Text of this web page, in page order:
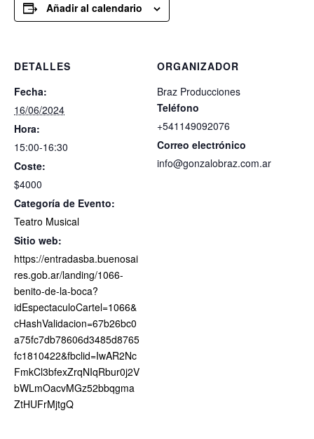
Añadir al calendario
DETALLES
Fecha:
16/06/2024
Hora:
15:00-16:30
Coste:
$4000
Categoría de Evento:
Teatro Musical
Sitio web:
https://entradasba.buenosai
res.gob.ar/landing/1066-
benito-de-la-boca?
idEspectaculoCartel=1066&
cHashValidacion=67b26bc0
a75fc7db78606d3485d8765
fc1810422&fbclid=IwAR2Nc
FmkCl3bfexZrqNIqRbur0j2V
bWLmOacvMGz52bbqgma
ZtHUFrMjtgQ
ORGANIZADOR
Braz Producciones
Teléfono
+541149092076
Correo electrónico
info@gonzalobraz.com.ar